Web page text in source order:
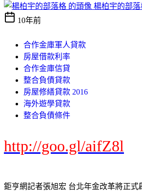
楊柏宇的部落
10年前
合作金庫軍人貸款
房屋借款利率
合作金庫信貸
整合負債貸款
房屋修繕貸款 2016
海外遊學貸款
整合負債條件
http://goo.gl/aifZ8l
鉅亨網記者張旭宏 台北年金改革將正式